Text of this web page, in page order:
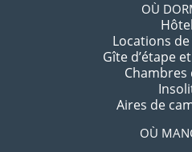
OÙ
Locations
Gîte d’étape
Chambres
Aires de
OÙ